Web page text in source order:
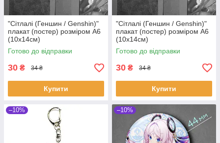
"Сітлалі (Геншин / Genshin)"
плакат (постер) розміром А6
(10х14см)
Готово до відправки
30 ₴ 34 ₴
Купити
"Сітлалі (Геншин / Genshin)"
плакат (постер) розміром А6
(10х14см)
Готово до відправки
30 ₴ 34 ₴
Купити
–10% –10%